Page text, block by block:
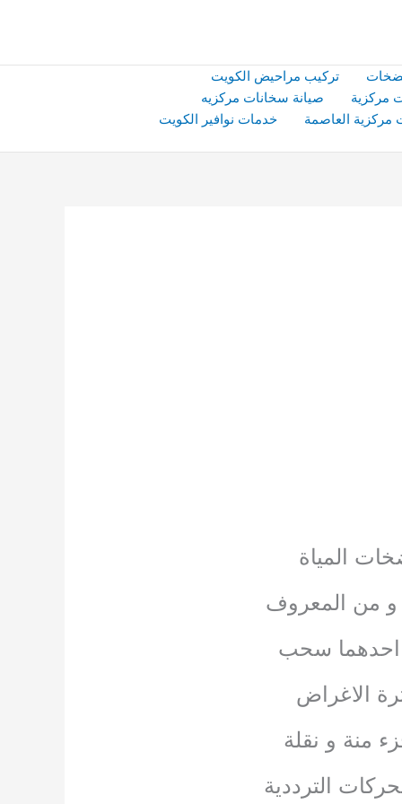
تركيب مراحيض الكويت
مركزية
صيانة سخانات مركزيه
العاصمة
خدمات نوافير الكويت
المياة
و من المعروف
احدهما سحب
الاغراض
منة و نقلة
الترددية